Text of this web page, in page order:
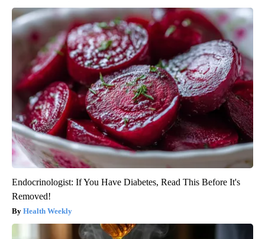
Endocrinologist: If You Have Diabetes, Read This Before It's
Removed!
Health Weekly